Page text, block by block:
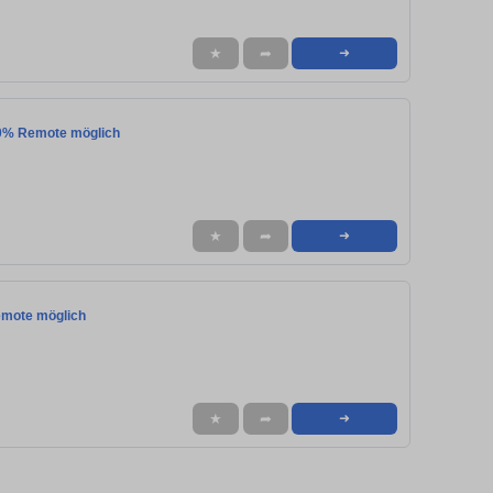
★ ➦ ➜
Remote möglich
★ ➦ ➜
möglich
★ ➦ ➜